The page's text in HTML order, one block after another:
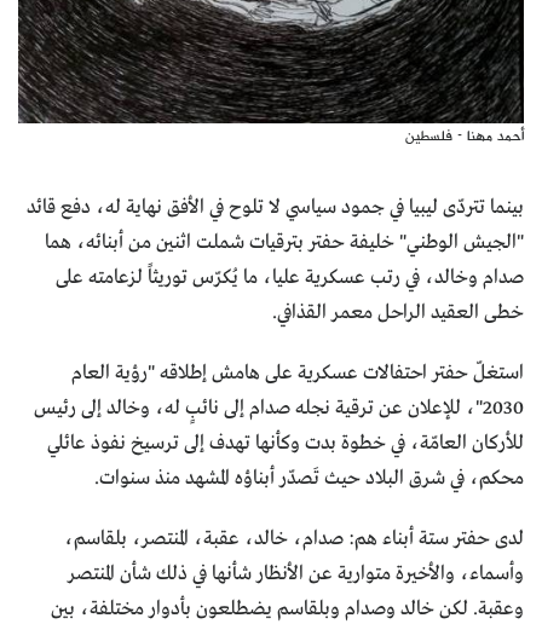
أحمد مهنا - فلسطين
بينما تتردّى ليبيا في جمود سياسي لا تلوح في الأفق نهاية له، دفع قائد
"الجيش الوطني" خليفة حفتر بترقيات شملت اثنين من أبنائه، هما
صدام وخالد، في رتب عسكرية عليا، ما يُكرّس توريثاً لزعامته على
خطى العقيد الراحل معمر القذافي.
استغلّ حفتر احتفالات عسكرية على هامش إطلاقه "رؤية العام
2030"، للإعلان عن ترقية نجله صدام إلى نائبٍ له، وخالد إلى رئيس
للأركان العامّة، في خطوة بدت وكأنها تهدف إلى ترسيخ نفوذ عائلي
محكم، في شرق البلاد حيث تَصدّر أبناؤه المشهد منذ سنوات.
لدى حفتر ستة أبناء هم: صدام، خالد، عقبة، المنتصر، بلقاسم،
وأسماء، والأخيرة متوارية عن الأنظار شأنها في ذلك شأن المنتصر
وعقبة. لكن خالد وصدام وبلقاسم يضطلعون بأدوار مختلفة، بين